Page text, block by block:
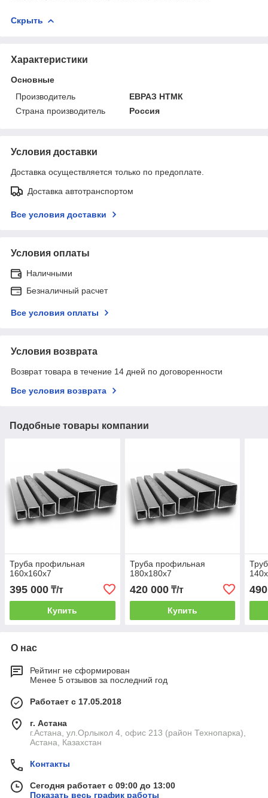
Скрыть
Характеристики
Основные
Производитель
ЕВРАЗ НТМК
Страна производитель
Россия
Условия доставки
Доставка осуществляется только по предоплате.
Доставка автотранспортом
Все условия доставки
Условия оплаты
Наличными
Безналичный расчет
Все условия оплаты
Условия возврата
Возврат товара в течение 14 дней по договоренности
Все условия возврата
Подобные товары компании
Труба профильная
160х160х7
395 000 ₸/т
Купить
Труба профильная
180х180х7
420 000₸/т
Купить
О нас
Рейтинг не сформирован
Менее 5 отзывов за последний год
Работает с 17.05.2018
г. Астана
г.Астана, ул.Орлыкол 4, офис 213 (район Технопарка),
Астана, Казахстан
Контакты
Сегодня работает с 09:00 до 13:00
Показать весь график работы